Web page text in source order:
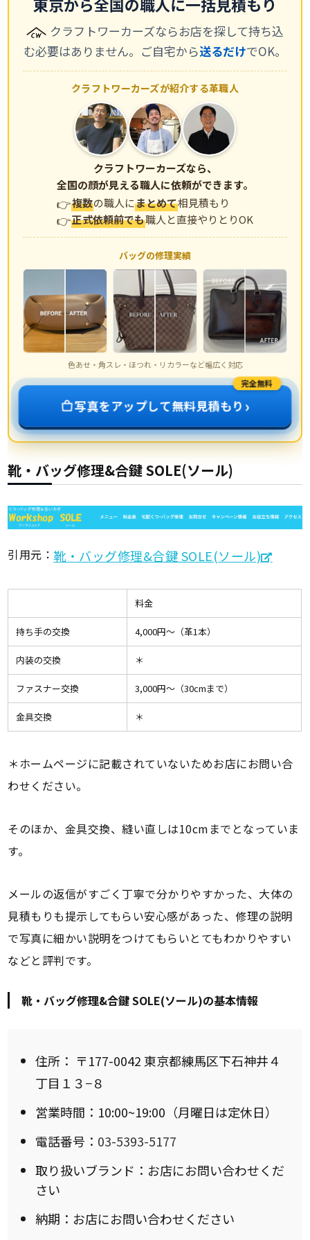
クラフトワーカーズならお店を探して持ち込
む必要はありません。ご自宅から送るだけでOK。
クラフトワーカーズが紹介する革職人
クラフトワーカーズなら、
全国の顔が見える職人に依頼ができます。
複数の職人にまとめて相見積もり
正式依頼前でも職人と直接やりとりOK
バッグの修理実績
色あせ・角スレ・ほつれ・リカラーなど幅広く対応
完全無料
写真をアップして無料見積もり ›
靴・バッグ修理&合鍵 SOLE(ソール)
引用元：靴・バッグ修理&合鍵 SOLE(ソール)
料金
持ち手の交換 4,000円〜（革1本）
内装の交換 ＊
ファスナー交換 3,000円〜（30cmまで）
金具交換 ＊
＊ホームページに記載されていないためお店にお問い合
わせください。
そのほか、金具交換、縫い直しは10cmまでとなっていま
す。
メールの返信がすごく丁寧で分かりやすかった、大体の
見積もりも提示してもらい安心感があった、修理の説明
で写真に細かい説明をつけてもらいとてもわかりやすい
などと評判です。
靴・バッグ修理&合鍵 SOLE(ソール)の基本情報
住所： 〒177-0042 東京都練馬区下石神井４
丁目１３−８
営業時間：10:00~19:00（月曜日は定休日）
電話番号： 03-5393-5177
取り扱いブランド：お店にお問い合わせくだ
さい
納期：お店にお問い合わせください